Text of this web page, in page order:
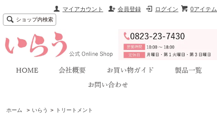
0アイテム
ログイン
会員登録
マイアカウント
ショップ内検索
ホーム > いらう > トリートメント